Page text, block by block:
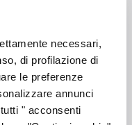
necessari,
di profilazione di
le preferenze
annunci
" acconsenti
459 x 191 x 163
555/1752 L